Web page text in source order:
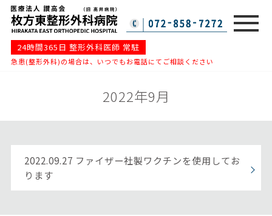
24時間365日 整形外科医師 常駐
急患(整形外科)の場合は、いつでもお電話にてご相談ください
2022年9月
2022.09.27 ファイザー社製ワクチンを使用してお
ります